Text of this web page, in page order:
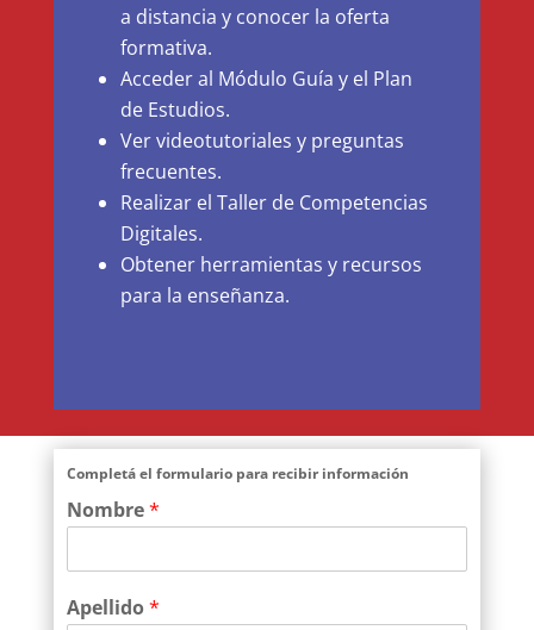
a distancia y conocer la oferta
formativa.
Acceder al Módulo Guía y el Plan
de Estudios.
Ver videotutoriales y preguntas
frecuentes.
Realizar el Taller de Competencias
Digitales.
Obtener herramientas y recursos
para la enseñanza.
Completá el formulario para recibir información
Nombre*
Apellido*